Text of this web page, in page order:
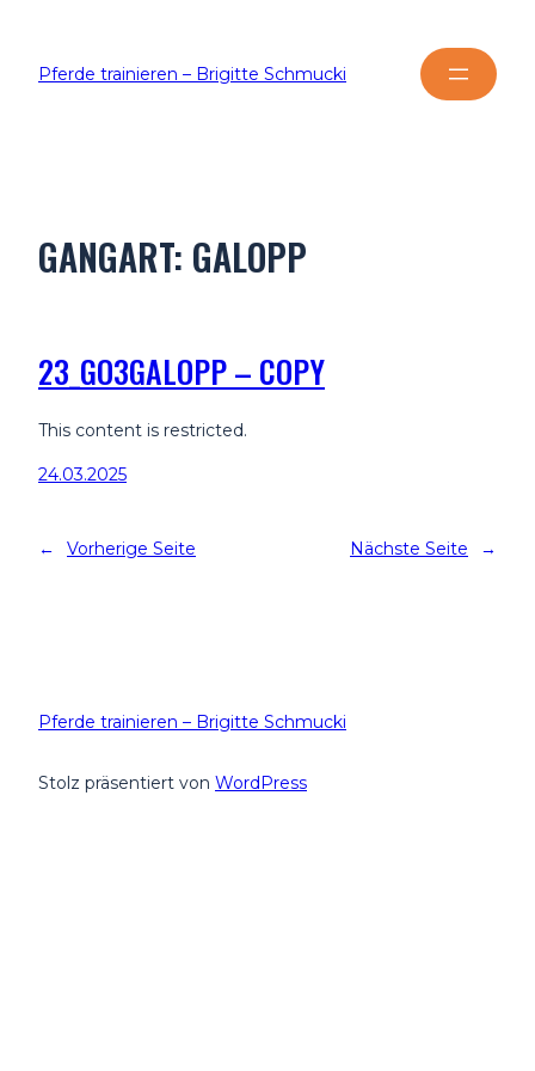
Pferde trainieren – Brigitte Schmucki
GANGART: GALOPP
23_GO3GALOPP – COPY
This content is restricted.
24.03.2025
← Vorherige Seite Nächste Seite →
Pferde trainieren – Brigitte Schmucki
Stolz präsentiert von WordPress